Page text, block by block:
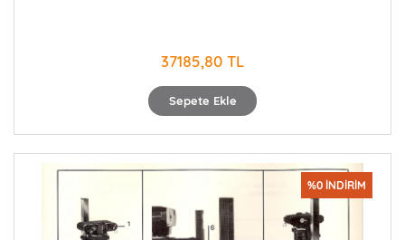
Sepete Ekle
37185,80 TL
%0 İNDİRİM